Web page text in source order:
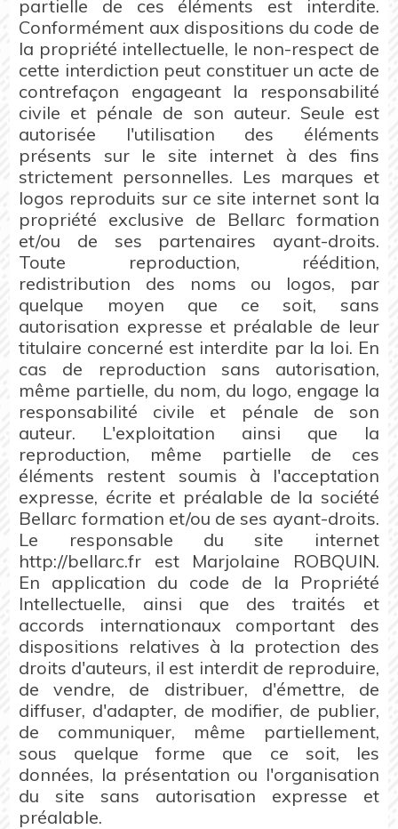
partielle de ces éléments est interdite.
Conformément aux dispositions du code de
la propriété intellectuelle, le non-respect de
cette interdiction peut constituer un acte de
contrefaçon engageant la responsabilité
civile et pénale de son auteur. Seule est
autorisée l'utilisation des éléments
présents sur le site internet à des fins
strictement personnelles. Les marques et
logos reproduits sur ce site internet sont la
propriété exclusive de Bellarc formation
et/ou de ses partenaires ayant-droits.
Toute reproduction, réédition,
redistribution des noms ou logos, par
quelque moyen que ce soit, sans
autorisation expresse et préalable de leur
titulaire concerné est interdite par la loi. En
cas de reproduction sans autorisation,
même partielle, du nom, du logo, engage la
responsabilité civile et pénale de son
auteur. L'exploitation ainsi que la
reproduction, même partielle de ces
éléments restent soumis à l'acceptation
expresse, écrite et préalable de la société
Bellarc formation et/ou de ses ayant-droits.
Le responsable du site internet
http://bellarc.fr est Marjolaine ROBQUIN.
En application du code de la Propriété
Intellectuelle, ainsi que des traités et
accords internationaux comportant des
dispositions relatives à la protection des
droits d'auteurs, il est interdit de reproduire,
de vendre, de distribuer, d'émettre, de
diffuser, d'adapter, de modifier, de publier,
de communiquer, même partiellement,
sous quelque forme que ce soit, les
données, la présentation ou l'organisation
du site sans autorisation expresse et
préalable.